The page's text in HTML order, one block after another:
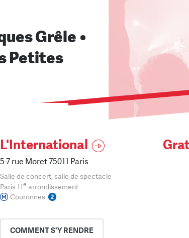
Grêle •
Petites
L'International
5-7 rue Moret 75011 Paris
Salle de concert, salle de spectacle
Paris 11e arrondissement
Couronnes
COMMENTS'Y RENDRE